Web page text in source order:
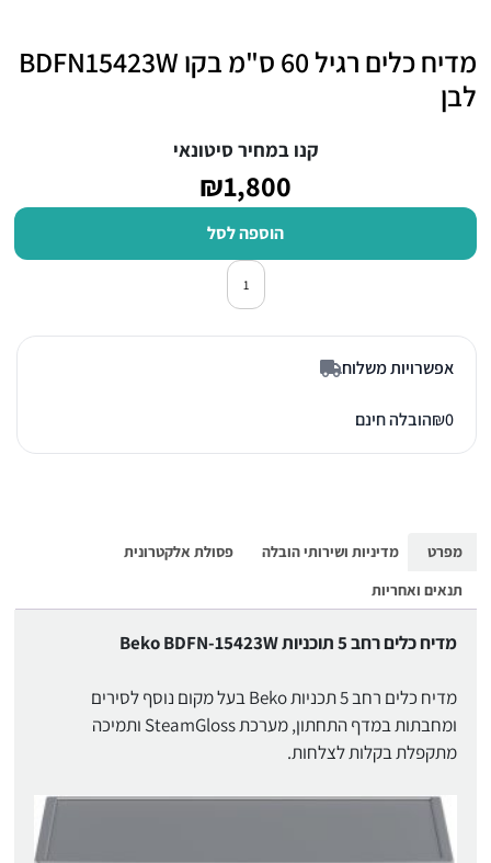
מדיח כלים רגיל 60 ס"מ בקו BDFN15423W
לבן
קנו במחיר סיטונאי
₪1,800
הוספה לסל
כמות של מדיח כלים רגיל 60 ס"מ בקו BDFN15423W לבן
אפשרויות משלוח
₪0 הובלה חינם
מפרט מדיניות ושירותי הובלה
פסולת אלקטרונית
תנאים ואחריות
מדיח כלים רחב 5 תוכניות Beko BDFN-15423W
מדיח כלים רחב 5 תכניות Beko בעל מקום נוסף לסירים
ומחבתות במדף התחתון, מערכת SteamGloss ותמיכה
מתקפלת בקלות לצלחות.